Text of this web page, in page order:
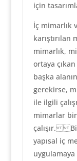
için
İç mimarlık
karıştırılan
mimarlık,
ortaya
başka
gerekirse,
ile ilgili
mimarlar
çalışır.
yapısal iç